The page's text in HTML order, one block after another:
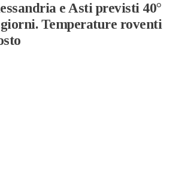
e Asti previsti 40°
Temperature roventi